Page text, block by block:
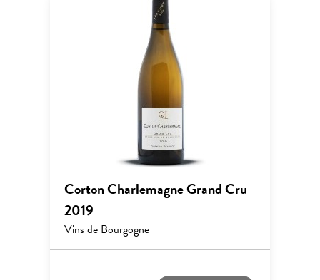
Corton Charlemagne Grand Cru
2019
Vins de Bourgogne